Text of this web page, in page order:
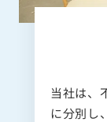
当社は、
に分別し